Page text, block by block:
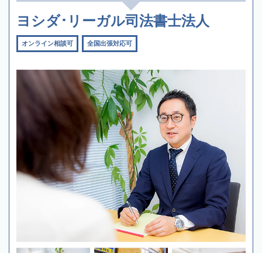
ヨシダ･リーガル司法書士法人
オンライン相談可 全国出張対応可